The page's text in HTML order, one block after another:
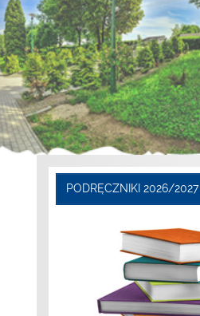
PODRĘCZNIKI 2026/2027